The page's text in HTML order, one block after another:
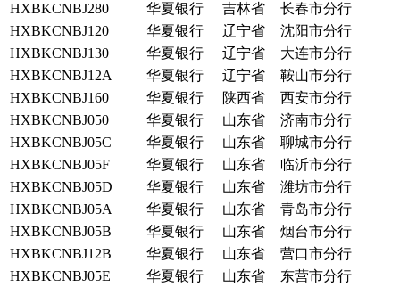
HXBKCNBJ280
华夏银行 吉林省
长春市分行
HXBKCNBJ120
华夏银行 辽宁省
沈阳市分行
HXBKCNBJ130
华夏银行 辽宁省
大连市分行
HXBKCNBJ12A
华夏银行 辽宁省
鞍山市分行
HXBKCNBJ160
华夏银行 陕西省
西安市分行
HXBKCNBJ050
华夏银行 山东省
济南市分行
HXBKCNBJ05C
华夏银行 山东省
聊城市分行
HXBKCNBJ05F
华夏银行 山东省
临沂市分行
HXBKCNBJ05D
华夏银行 山东省
潍坊市分行
HXBKCNBJ05A
华夏银行 山东省
青岛市分行
HXBKCNBJ05B
华夏银行 山东省
烟台市分行
HXBKCNBJ12B
华夏银行 山东省
营口市分行
HXBKCNBJ05E
华夏银行 山东省 东营市分行